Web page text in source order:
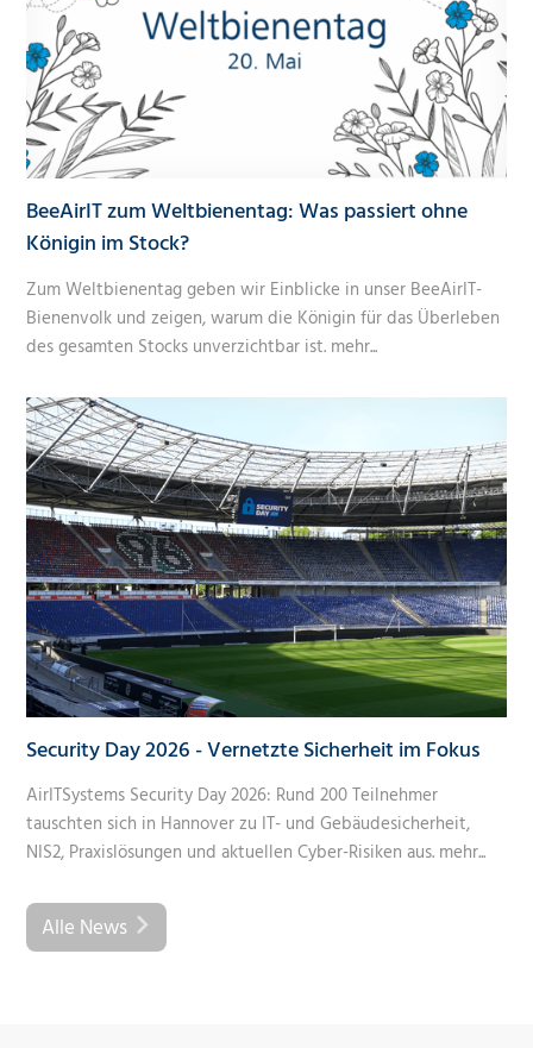
BeeAirIT zum Weltbienentag: Was passiert ohne
Königin im Stock?
Zum Weltbienentag geben wir Einblicke in unser BeeAirIT-
Bienenvolk und zeigen, warum die Königin für das Überleben
des gesamten Stocks unverzichtbar ist. mehr...
Security Day 2026 - Vernetzte Sicherheit im Fokus
AirITSystems Security Day 2026: Rund 200 Teilnehmer
tauschten sich in Hannover zu IT- und Gebäudesicherheit,
NIS2, Praxislösungen und aktuellen Cyber-Risiken aus. mehr...
Alle News